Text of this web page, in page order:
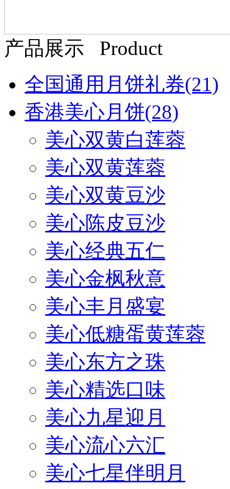
产品展示 Product
全国通用月饼礼券(21)
香港美心月饼(28)
美心双黄白莲蓉
美心双黄莲蓉
美心双黄豆沙
美心陈皮豆沙
美心经典五仁
美心金枫秋意
美心丰月盛宴
美心低糖蛋黄莲蓉
美心东方之珠
美心精选口味
美心九星迎月
美心流心六汇
美心七星伴明月